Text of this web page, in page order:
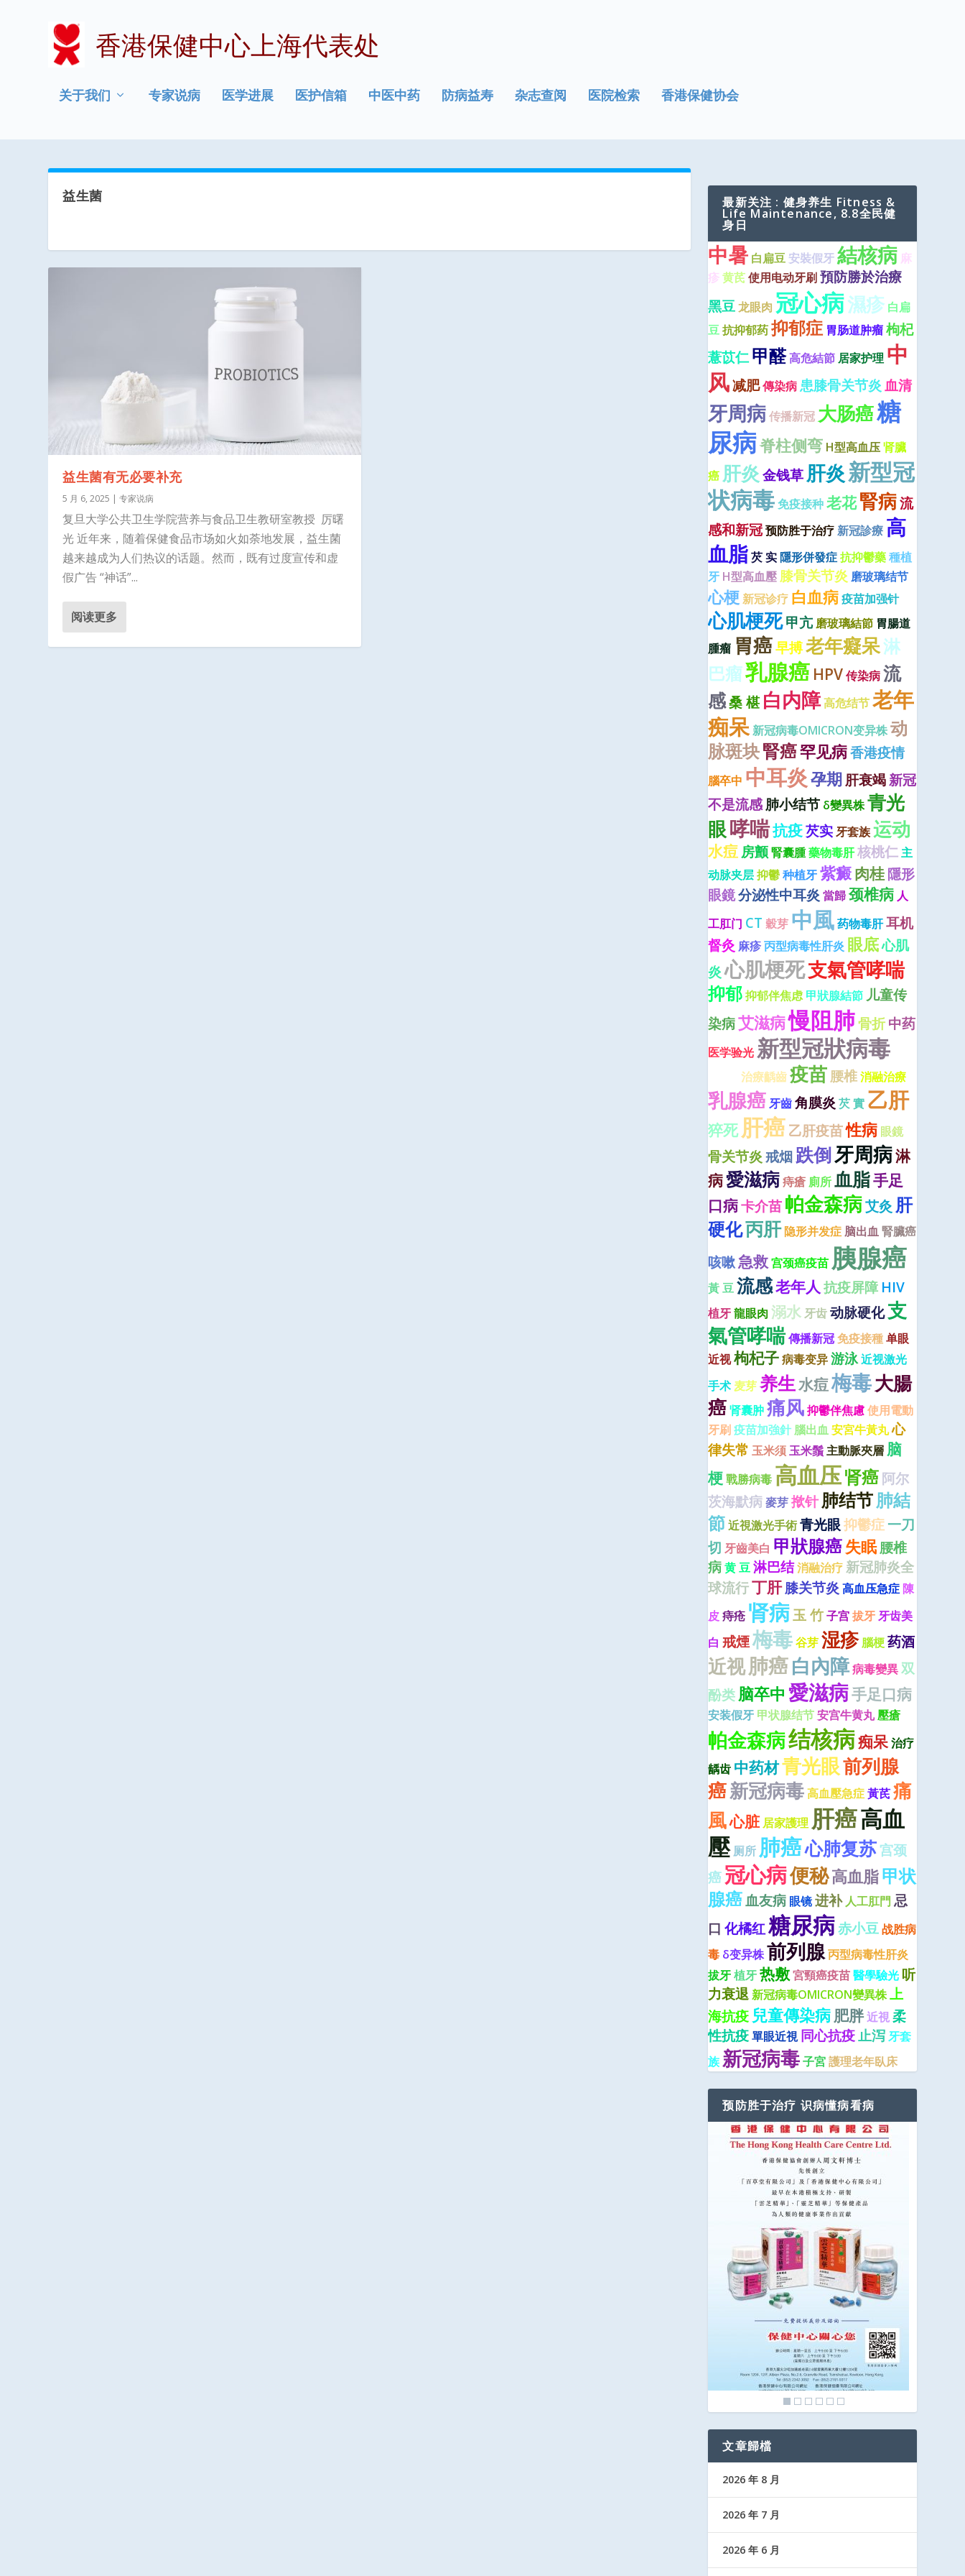
香港保健中心上海代表处
关于我们 专家说病 医学进展 医护信箱 中医中药 防病益寿 杂志查阅 医院检索 香港保健协会
益生菌
益生菌有无必要补充
5 月 6, 2025 |专家说病
复旦大学公共卫生学院营养与食品卫生教研室教授 厉曙
光 近年来，随着保健食品市场如火如荼地发展，益生菌
越来越成为人们热议的话题。然而，既有过度宣传和虚
假广告 “神话”...
阅读更多
最新关注 : 健身养生 Fitness &
Life Maintenance, 8.8全民健
身日
中暑 白扁豆 安裝假牙結核病 麻
疹黄芪使用电动牙刷預防勝於治療
黑豆龙眼肉 冠心病濕疹 白扁
豆抗抑郁药抑郁症 胃肠道肿瘤枸杞
薏苡仁甲醛高危結節 居家护理 中
风减肥傳染病患膝骨关节炎 血清
牙周病传播新冠 大肠癌糖
尿病脊柱侧弯 H型高血压肾臟
癌 肝炎 金钱草肝炎新型冠
状病毒免疫接种老花腎病流
感和新冠预防胜于治疗新冠診療 高
血脂芡 实隱形併發症抗抑鬱藥種植
牙 H型高血壓 膝骨关节炎 磨玻璃结节
心梗新冠诊疗 白血病疫苗加强针
心肌梗死甲亢 磨玻璃結節 胃腸道
腫瘤 胃癌早搏老年癡呆淋
巴瘤乳腺癌 HPV传染病流
感桑 椹 白内障高危结节老年
痴呆新冠病毒OMICRON变异株动
脉斑块腎癌罕见病香港疫情
腦卒中 中耳炎孕期肝衰竭新冠
不是流感肺小结节 δ變異株青光
眼哮喘抗疫芡实牙套族运动
水痘房颤腎囊腫藥物毒肝核桃仁主
动脉夹层抑鬱种植牙紫癜肉桂隱形
眼鏡分泌性中耳炎 當歸颈椎病 人
工肛门 CT 穀芽 中風药物毒肝耳机
督灸 麻疹丙型病毒性肝炎 眼底心肌
炎 心肌梗死支氣管哮喘
抑郁抑郁伴焦虑 甲狀腺結節 儿童传
染病艾滋病慢阻肺骨折中药
医学验光 新型冠狀病毒
治療齲齒疫苗腰椎消融治療
乳腺癌牙齒角膜炎 芡 實 乙肝
猝死 肝癌乙肝疫苗性病 眼鏡
骨关节炎 戒烟跌倒牙周病淋
病愛滋病痔瘡 廁所血脂手足
口病卡介苗帕金森病艾灸 肝
硬化丙肝隐形并发症 脑出血腎臟癌
咳嗽急救宫颈癌疫苗 胰腺癌
黃 豆流感老年人 抗疫屏障 HIV
植牙龍眼肉 溺水牙齿动脉硬化支
氣管哮喘傳播新冠免疫接種单眼
近视枸杞子病毒变异游泳近视激光
手术 麦芽养生水痘梅毒大腸
癌肾囊肿痛风抑鬱伴焦慮使用電動
牙刷疫苗加強針 腦出血安宮牛黃丸心
律失常 玉米须玉米鬚主動脈夾層 脑
梗戰勝病毒 高血压肾癌阿尔
茨海默病麥芽揿针肺结节肺結
節近視激光手術青光眼抑鬱症一刀
切 牙齒美白 甲狀腺癌失眠腰椎
病黄 豆淋巴结消融治疗 新冠肺炎全
球流行丁肝膝关节炎 高血压急症陳
皮痔疮 肾病玉 竹子宫拔牙牙齿美
白 戒煙梅毒谷芽湿疹 腦梗药酒
近视肺癌白內障病毒變異双
酚类脑卒中 愛滋病手足口病
安装假牙 甲状腺结节安宫牛黄丸壓瘡
帕金森病结核病痴呆治疗
龋齿 中药材青光眼前列腺
癌新冠病毒高血壓急症黃芪痛
風心脏 居家護理 肝癌高血
壓 厕所 肺癌心肺复苏宫颈
癌冠心病便秘高血脂甲状
腺癌血友病 眼镜进补 人工肛門 忌
口 化橘红糖尿病赤小豆战胜病
毒 δ变异株前列腺丙型病毒性肝炎
拔牙植牙热敷宮頸癌疫苗醫學驗光 听
力衰退新冠病毒OMICRON變異株上
海抗疫 兒童傳染病肥胖近視柔
性抗疫單眼近視 同心抗疫止泻牙套
族 新冠病毒子宮護理老年臥床
预防胜于治疗 识病懂病看病
文章歸檔
2026 年 8 月
2026 年 7 月
2026 年 6 月